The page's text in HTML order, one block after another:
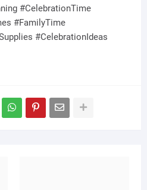
#CelebrationTime
#FamilyTime
#CelebrationIdeas